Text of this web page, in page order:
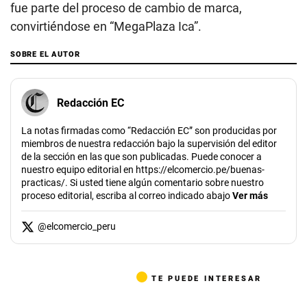
fue parte del proceso de cambio de marca,
convirtiéndose en “MegaPlaza Ica”.
SOBRE EL AUTOR
Redacción EC
La notas firmadas como “Redacción EC” son producidas por
miembros de nuestra redacción bajo la supervisión del editor
de la sección en las que son publicadas. Puede conocer a
nuestro equipo editorial en https://elcomercio.pe/buenas-
practicas/. Si usted tiene algún comentario sobre nuestro
proceso editorial, escriba al correo indicado abajoVer más
@elcomercio_peru
TE PUEDE INTERESAR